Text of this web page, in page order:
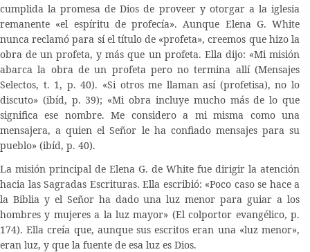
cumplida la promesa de Dios de proveer y otorgar a la iglesia
remanente «el espíritu de profecía». Aunque Elena G. White
nunca reclamó para sí el título de «profeta», creemos que hizo la
obra de un profeta, y más que un profeta. Ella dijo: «Mi misión
abarca la obra de un profeta pero no termina allí (Mensajes
Selectos, t. 1, p. 40). «Si otros me llaman así (profetisa), no lo
discuto» (ibíd, p. 39); «Mi obra incluye mucho más de lo que
significa ese nombre. Me considero a mi misma como una
mensajera, a quien el Señor le ha confiado mensajes para su
pueblo» (ibíd, p. 40).
La misión principal de Elena G. de White fue dirigir la atención
hacia las Sagradas Escrituras. Ella escribió: «Poco caso se hace a
la Biblia y el Señor ha dado una luz menor para guiar a los
hombres y mujeres a la luz mayor» (El colportor evangélico, p.
174). Ella creía que, aunque sus escritos eran una «luz menor»,
eran luz, y que la fuente de esa luz es Dios.